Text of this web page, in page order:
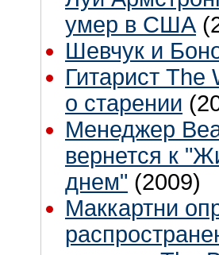
умер в США
Шевчук и
Гитарист
о старении
Менеджер
вернется к
днем" (2009)
Маккартни